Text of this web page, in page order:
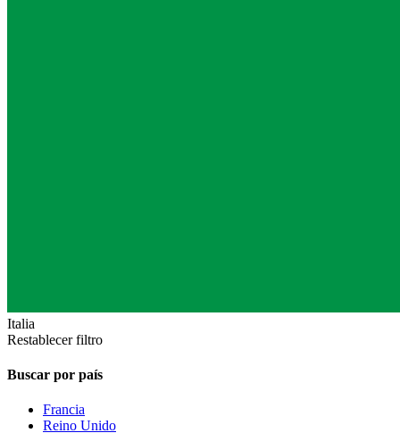
Italia
Restablecer filtro
Buscar por país
Francia
Reino Unido